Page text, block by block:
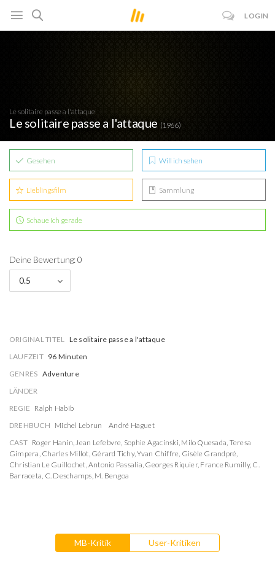
LOGIN
Le solitaire passe a l'attaque
Le solitaire passe a l'attaque (1966)
Gesehen Will ich sehen
Lieblingsfilm Sammlung
Schaue ich gerade
Deine Bewertung: 0
0.5
ORIGINAL TITEL Le solitaire passe a l'attaque
LAUFZEIT 96 Minuten
GENRES Adventure
LÄNDER
REGIE Ralph Habib
DREHBUCH Michel Lebrun
André Haguet
CAST Roger Hanin,Jean Lefebvre, Sophie Agacinski, Milo Quesada, Teresa
Gimpera, Charles Millot, Gérard Tichy,Yvan Chiffre, Gisèle Grandpré,
Christian Le Guillochet,Antonio Passalia, Georges Riquier, France Rumilly, C.
Barraceta, C. Deschamps, M. Bengoa
MB-Kritik User-Kritiken